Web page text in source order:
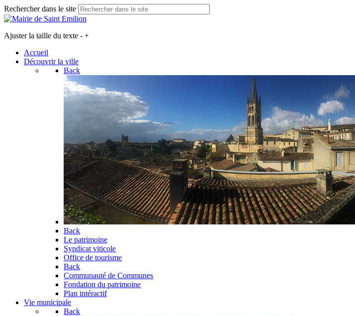
Rechercher dans le site
Ajuster la taille du texte - +
Accueil
Découvrir la ville
Back
Back
Le patrimoine
Syndicat viticole
Office de tourisme
Back
Communauté de Communes
Fondation du patrimoine
Plan intéractif
Vie municipale
Back